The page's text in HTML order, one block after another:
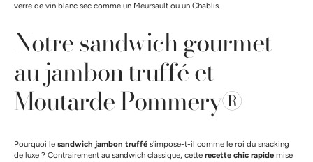
verre de vin blanc sec comme un Meursault ou un Chablis.
Notre sandwich gourmet
au jambon truffé et
Moutarde Pommery®
Pourquoi le sandwich jambon truffé s'impose-t-il comme le roi du snacking
de luxe ? Contrairement au sandwich classique, cette recette chic rapide mise